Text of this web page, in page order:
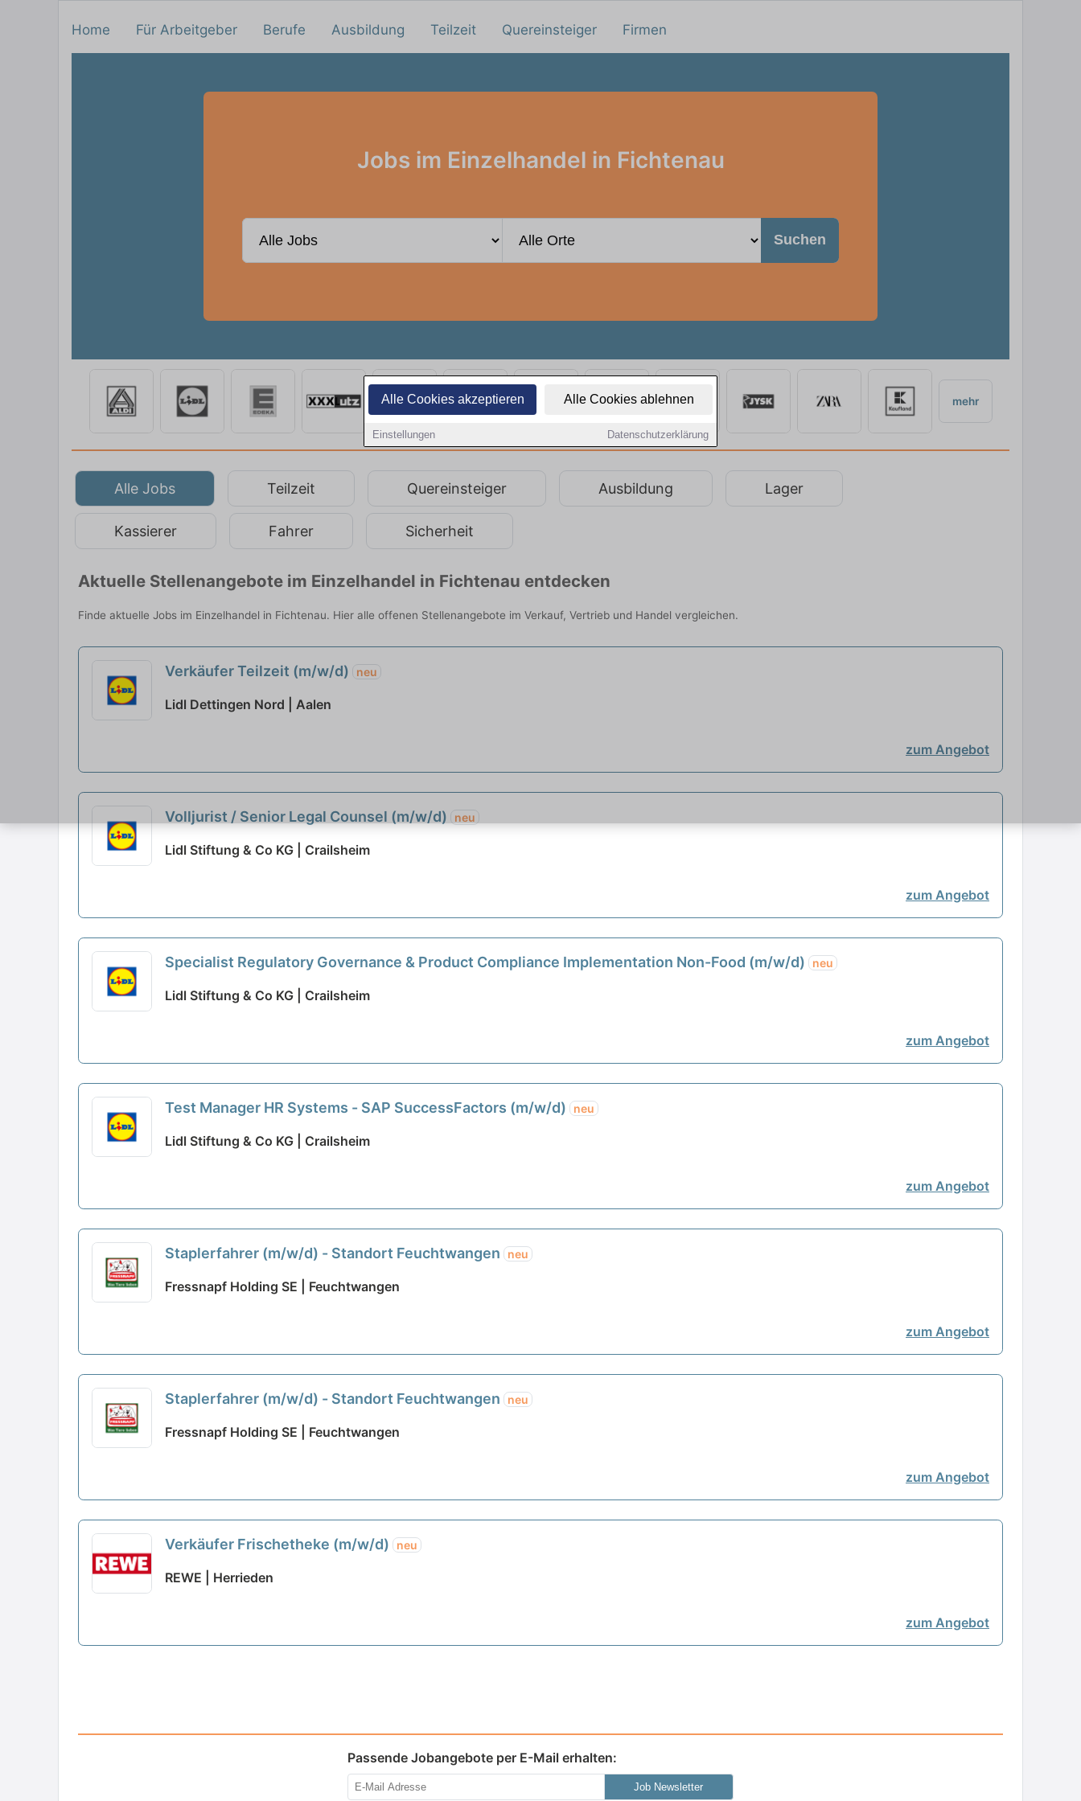
Alle Cookies akzeptieren Alle Cookies ablehnen
Einstellungen Datenschutzerklärung
Home Für Arbeitgeber Berufe Ausbildung Teilzeit Quereinsteiger Firmen
Jobs im Einzelhandel in Fichtenau
Suchen
mehr
Alle Jobs Teilzeit Quereinsteiger Ausbildung Lager
Kassierer Fahrer Sicherheit
Aktuelle Stellenangebote im Einzelhandel in Fichtenau entdecken
Finde aktuelle Jobs im Einzelhandel in Fichtenau. Hier alle offenen Stellenangebote im Verkauf, Vertrieb und Handel vergleichen.
Verkäufer Teilzeit (m/w/d) neu
Lidl Dettingen Nord | Aalen
zum Angebot
Volljurist / Senior Legal Counsel (m/w/d) neu
Lidl Stiftung & Co KG | Crailsheim
zum Angebot
Specialist Regulatory Governance & Product Compliance Implementation Non-Food (m/w/d) neu
Lidl Stiftung & Co KG | Crailsheim
zum Angebot
Test Manager HR Systems - SAP SuccessFactors (m/w/d) neu
Lidl Stiftung & Co KG | Crailsheim
zum Angebot
Staplerfahrer (m/w/d) - Standort Feuchtwangen neu
Fressnapf Holding SE | Feuchtwangen
zum Angebot
Staplerfahrer (m/w/d) - Standort Feuchtwangen neu
Fressnapf Holding SE | Feuchtwangen
zum Angebot
Verkäufer Frischetheke (m/w/d) neu
REWE | Herrieden
zum Angebot
Passende Jobangebote per E-Mail erhalten:
Job Newsletter